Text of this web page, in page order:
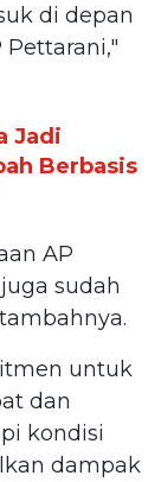
di depan
Pettarani,"
Jadi
Berbasis
AP
sudah
untuk
dan
kondisi
dampak